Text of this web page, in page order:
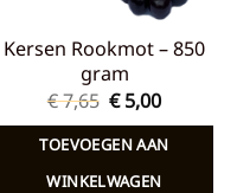
Kersen Rookmot – 850
gram
€7,65
prijs
was:
€ 7,65.
€5,00Huidige
is:
€ 5,00.
TOEVOEGEN AAN
WINKELWAGEN